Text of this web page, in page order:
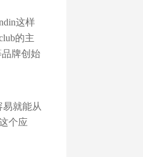
这样
的主
品牌创始
就能从
个应